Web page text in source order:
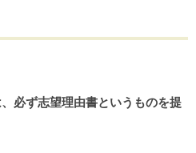
必ず志望理由書というものを提